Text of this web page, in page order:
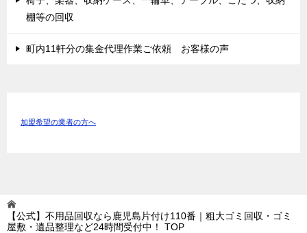
棚等の回収
町内11軒分の集金代理作業ご依頼 お客様の声
加盟希望の業者の方へ
【公式】不用品回収なら鹿児島片付け110番｜粗大ゴミ回収・ゴミ
屋敷・遺品整理など24時間受付中！
TOP